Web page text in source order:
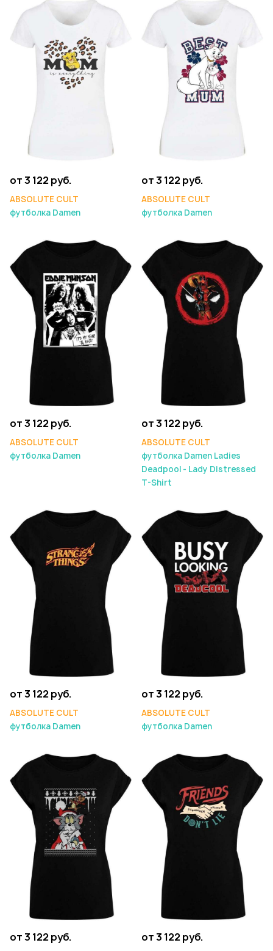
от 3 122 руб.
ABSOLUTE CULT
футболка Damen
от 3 122 руб.
ABSOLUTE CULT
футболка Damen
от 3 122 руб.
ABSOLUTE CULT
футболка Damen
от 3 122 руб.
ABSOLUTE CULT
футболка Damen Ladies
Deadpool - Lady Distressed
T-Shirt
от 3 122 руб.
ABSOLUTE CULT
футболка Damen
от 3 122 руб.
ABSOLUTE CULT
футболка Damen
от 3 122 руб. от 3 122 руб.